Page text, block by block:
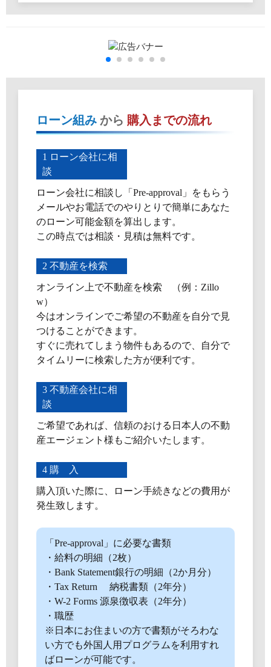
ローン組み から 購入までの流れ
1 ローン会社に相
談
ローン会社に相談し「Pre-approval」をもらう
メールやお電話でのやりとりで簡単にあなた
のローン可能金額を算出します。
この時点では相談・見積は無料です。
2 不動産を検索
オンライン上で不動産を検索 （例：Zillo
w）
今はオンラインでご希望の不動産を自分で見
つけることができます。
すぐに売れてしまう物件もあるので、自分で
タイムリーに検索した方が便利です。
3 不動産会社に相
談
ご希望であれば、信頼のおける日本人の不動
産エージェント様もご紹介いたします。
4 購 入
購入頂いた際に、ローン手続きなどの費用が
発生致します。
「Pre-approval」に必要な書類
・給料の明細（2枚）
・Bank Statement銀行の明細（2か月分）
・Tax Return 納税書類（2年分）
・W-2 Forms 源泉徴収表（2年分）
・職歴
※日本にお住まいの方で書類がそろわな
い方でも外国人用プログラムを利用すれ
ばローンが可能です。